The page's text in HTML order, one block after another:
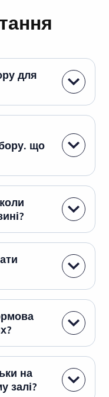
для
що
на
залі?